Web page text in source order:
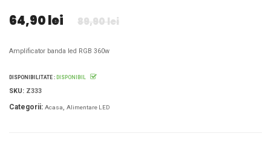
64,90 lei 89,90 lei
Amplificator banda led RGB 360w
DISPONIBILITATE : DISPONIBIL
SKU: Z333
Categorii: Acasa Alimentare LED